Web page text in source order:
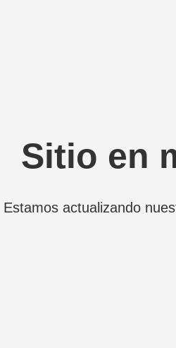
Sitio en
Estamos actualizando